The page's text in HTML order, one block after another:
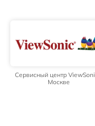
Сервисный центр
Москве